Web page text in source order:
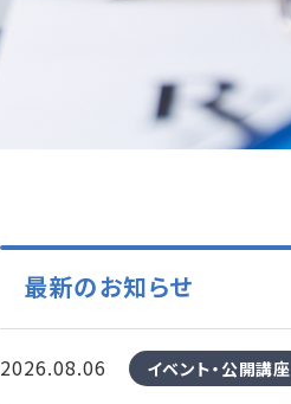
最新のお知らせ
2026.08.06 イベント・公開講座